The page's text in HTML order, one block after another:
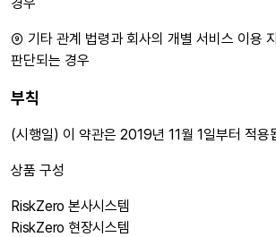
⑨ 기타 관계 법령과 회사의 개별 서비스 이용
판단되는 경우
부칙
(시행일) 이 약관은 2019년 11월 1일부터 적용
상품 구성
RiskZero 본사시스템
RiskZero 현장시스템